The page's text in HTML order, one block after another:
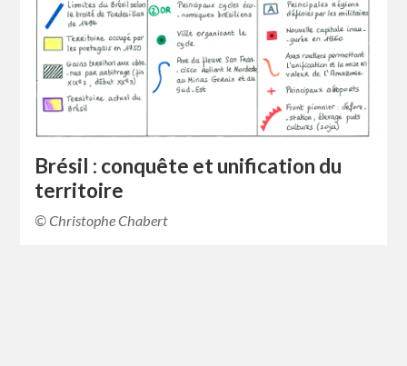
Brésil : conquête et unification du
territoire
© Christophe Chabert